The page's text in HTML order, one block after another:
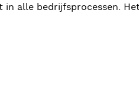
alle bedrijfsprocessen.